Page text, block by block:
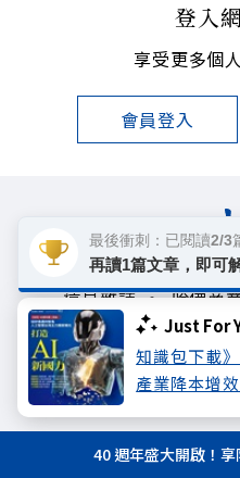
Just For
知識包下載
產業降本增
登入
享受更多個
會員登入
遠見雜誌 哈佛商
未來親子學習平台
40 週年盛大開啟！
最後衝刺：已閱讀2/3
再讀1篇文章，即可